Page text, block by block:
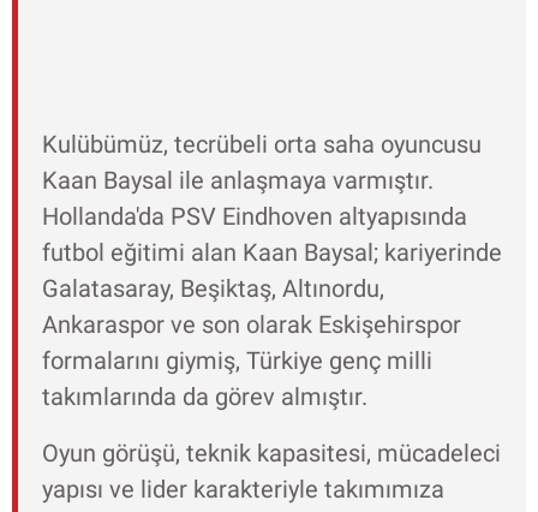
Kulübümüz, tecrübeli orta saha oyuncusu
Kaan Baysal ile anlaşmaya varmıştır.
Hollanda'da PSV Eindhoven altyapısında
futbol eğitimi alan Kaan Baysal; kariyerinde
Galatasaray, Beşiktaş, Altınordu,
Ankaraspor ve son olarak Eskişehirspor
formalarını giymiş, Türkiye genç milli
takımlarında da görev almıştır.
Oyun görüşü, teknik kapasitesi, mücadeleci
yapısı ve lider karakteriyle takımımıza